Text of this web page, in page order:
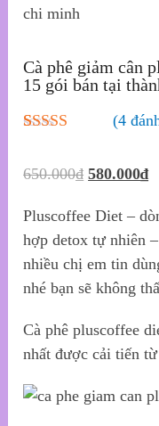
Cà phê giảm cân
15 gói bán tại
đánh giá
(4
650.000₫ 580.000₫
Pluscoffee Diet –
hợp detox tự nhiên
nhiều chị em tin
nhé bạn sẽ không
Cà phê pluscoffee
nhất được cải tiến